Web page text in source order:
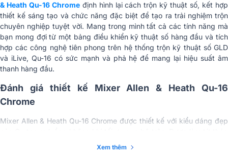
THD+N, Gain đồng
nhất 0dB
0.0005% -89 dBu (20-20kHz,
Direct Out @0dBu 1kHz)
THD+N, Gain giữa
+30dB
0.001% -83dBu (20-20kHz, Direct
Out @0dBu 1kHz)
Cổng ST1, ST2
Cổng ST3
Không cân bằng, jack mini stereo
0dBu (ST3)
& Heath Qu-16 Chromeđịnh hình lại cách trộn kỹ thuật số, kết hợp
thiết kế sáng tạo và chức năng đặc biệt để tạo ra trải nghiệm trộn
chuyên nghiệp tuyệt vời. Mang trong mình tất cả các tính năng mà
bạn mong đợi từ một bảng điều khiển kỹ thuật số hàng đầu và tích
hợp các công nghệ tiên phong trên hệ thống trộn kỹ thuật số GLD
và iLive, Qu-16 có sức mạnh và phả hệ để mang lại hiệu suất âm
thanh hàng đầu.
Đánh giá thiết kế Mixer Allen & Heath Qu-16
Chrome
Mixer Allen & Heath Qu-16 Chrome được thiết kế với kiểu dáng đẹp
Xem thêm